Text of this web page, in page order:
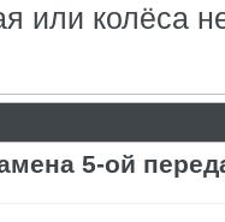
или колёса
5-ой